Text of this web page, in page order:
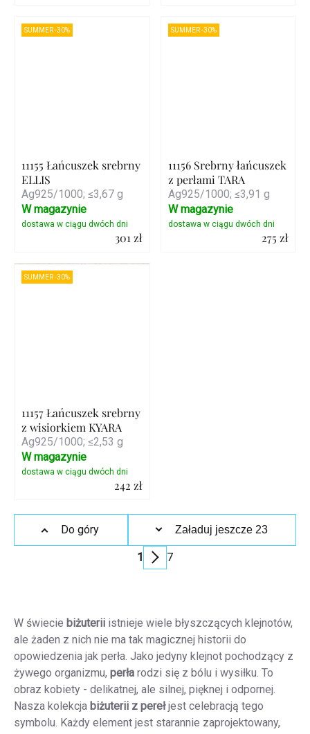
SUMMER -30%
11155 Łańcuszek srebrny
ELLIS
Ag925/1000; ≤3,67 g
301 zł
Szczegóły
W magazynie
SUMMER -30%
11156 Srebrny łańcuszek
z perłami TARA
Ag925/1000; ≤3,91 g
275 zł
W magazynie
SUMMER -30%
11157 Łańcuszek srebrny
z wisiorkiem KYARA
Ag925/1000; ≤2,53 g
242 zł
Szczegóły
W magazynie
Kontrolki
listy
Załaduj jeszcze 23
Paginacja
1 7
Do góry
W świecie biżuterii istnieje wiele błyszczących klejnotów,
ale żaden z nich nie ma tak magicznej historii do
opowiedzenia jak perła. Jako jedyny klejnot pochodzący z
żywego organizmu, perła rodzi się z bólu i wysiłku. To
obraz kobiety - delikatnej, ale silnej, pięknej i odpornej.
Nasza kolekcja biżuterii z perełjest celebracją tego
symbolu. Każdy element jest starannie zaprojektowany,